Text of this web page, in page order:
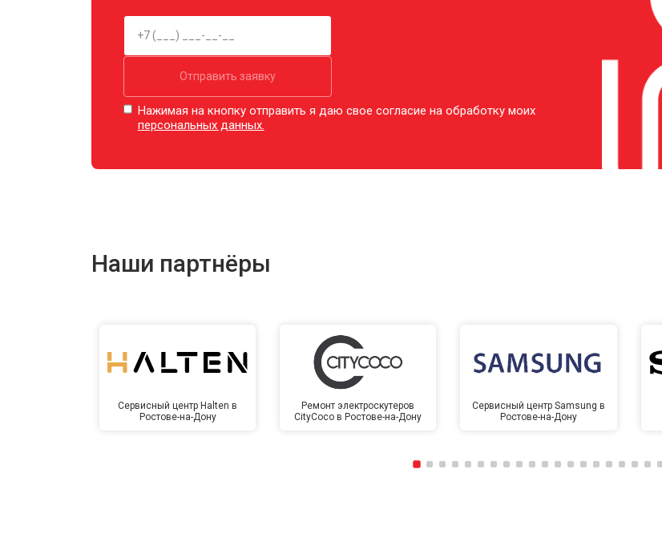
Отправить заявку
Нажимая на кнопку отправить я даю свое согласие на обработку моих
персональных данных.
Наши партнёры
Сервисный центр Halten в
Ростове-на-Дону
Ремонт электроскутеров
CityCoco в Ростове-на-Дону
Сервисный центр Samsung в
Ростове-на-Дону